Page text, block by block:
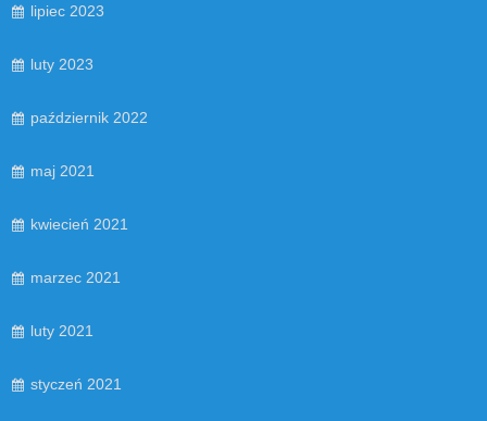
lipiec 2023
luty 2023
październik 2022
maj 2021
kwiecień 2021
marzec 2021
luty 2021
styczeń 2021